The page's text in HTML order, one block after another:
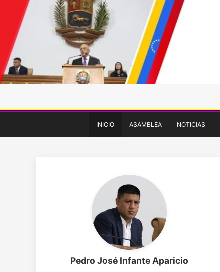
INICIO ASAMBLEA NOTICIAS
Pedro José Infante Aparicio